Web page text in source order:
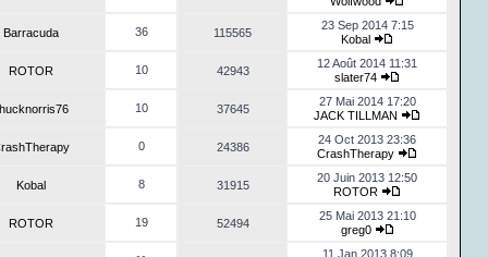
Barracuda 36 115565
23 Sep 2014 7:15
Kobal
ROTOR 10 42943
12 Août 2014 11:31
slater74
10 37645
27 Mai 2014 17:20
JACK TILLMAN
0 24386
24 Oct 2013 23:36
CrashTherapy
Kobal 8 31915
20 Juin 2013 12:50
ROTOR
ROTOR 19 52494
25 Mai 2013 21:10
greg0
11 Jan 2013 8:09